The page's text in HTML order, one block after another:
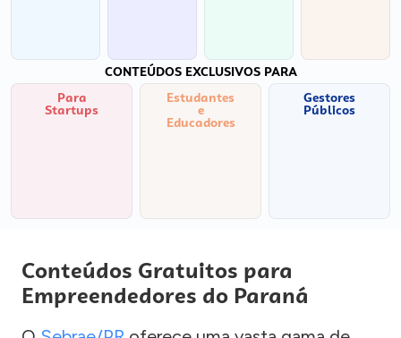
CONTEÚDOS EXCLUSIVOS PARA
Para
Startups
Estudantes
e
Educadores
Gestores
Públicos
Conteúdos Gratuitos para
Empreendedores do Paraná